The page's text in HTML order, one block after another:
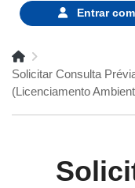
Entrar
Solicitar Consulta
(Licenciamento